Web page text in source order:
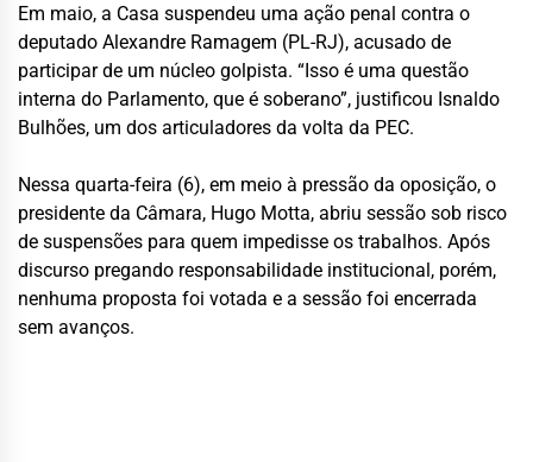
Em maio, a Casa suspendeu uma ação penal contra o
deputado Alexandre Ramagem (PL-RJ), acusado de
participar de um núcleo golpista. “Isso é uma questão
interna do Parlamento, que é soberano”, justificou Isnaldo
Bulhões, um dos articuladores da volta da PEC.
Nessa quarta-feira (6), em meio à pressão da oposição, o
presidente da Câmara, Hugo Motta, abriu sessão sob risco
de suspensões para quem impedisse os trabalhos. Após
discurso pregando responsabilidade institucional, porém,
nenhuma proposta foi votada e a sessão foi encerrada
sem avanços.